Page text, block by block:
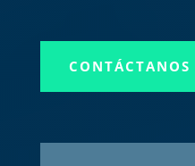
CONTÁCTANOS